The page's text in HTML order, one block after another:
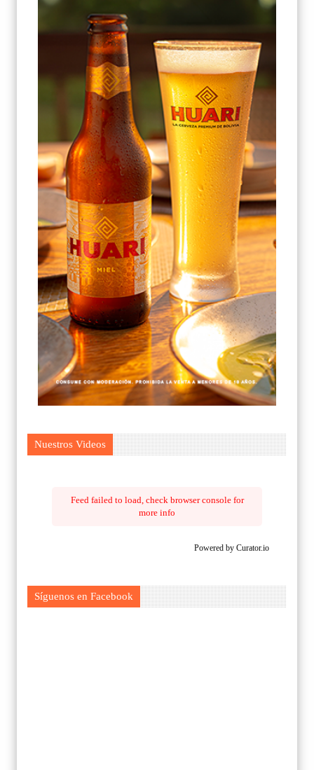
Nuestros Videos
Feed failed to load, check browser console for
more info
Powered by Curator.io
Síguenos en Facebook